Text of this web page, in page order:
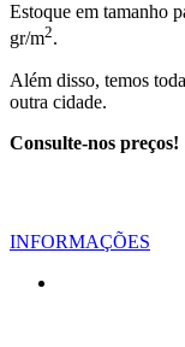
Estoque em tamanho
gr/m2.
Além disso, temos
outra cidade.
Consulte-nos preços!
INFORMAÇÕES